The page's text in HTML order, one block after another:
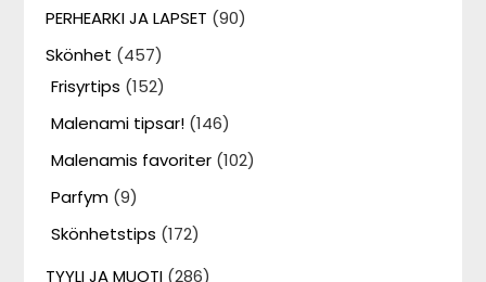
PERHEARKI JA LAPSET (90)
Skönhet (457)
Frisyrtips (152)
Malenami tipsar! (146)
Malenamis favoriter (102)
Parfym (9)
Skönhetstips (172)
TYYLI JA MUOTI (286)